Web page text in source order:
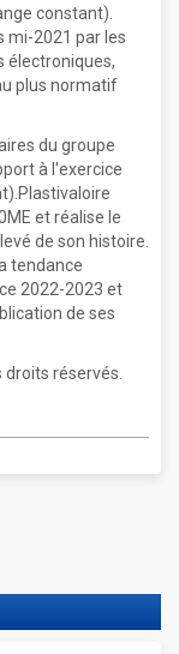
constant).
mi-2021 par les
électroniques,
plus normatif
du groupe
à l'exercice
et réalise le
de son histoire.
tendance
2022-2023 et
de ses
réservés.